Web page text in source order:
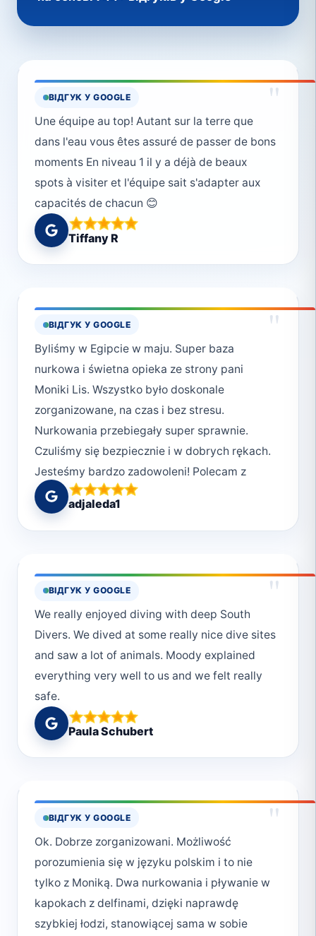
ВІДГУК У GOOGLE "
Une équipe au top! Autant sur la terre que
dans l'eau vous êtes assuré de passer de bons
moments En niveau 1 il y a déjà de beaux
spots à visiter et l'équipe sait s'adapter aux
capacités de chacun 😊
Tiffany R
ВІДГУК У GOOGLE "
Byliśmy w Egipcie w maju. Super baza
nurkowa i świetna opieka ze strony pani
Moniki Lis. Wszystko było doskonale
zorganizowane, na czas i bez stresu.
Nurkowania przebiegały super sprawnie.
Czuliśmy się bezpiecznie i w dobrych rękach.
Jesteśmy bardzo zadowoleni! Polecam z
całego serca <3
adjaleda1
ВІДГУК У GOOGLE "
We really enjoyed diving with deep South
Divers. We dived at some really nice dive sites
and saw a lot of animals. Moody explained
everything very well to us and we felt really
safe.
Paula Schubert
ВІДГУК У GOOGLE "
Ok. Dobrze zorganizowani. Możliwość
porozumienia się w języku polskim i to nie
tylko z Moniką. Dwa nurkowania i pływanie w
kapokach z delfinami, dzięki naprawdę
szybkiej łodzi, stanowiącej sama w sobie